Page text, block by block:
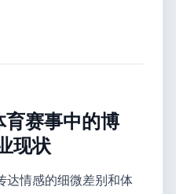
赛事中的博
现状
达情感的细微差别和体